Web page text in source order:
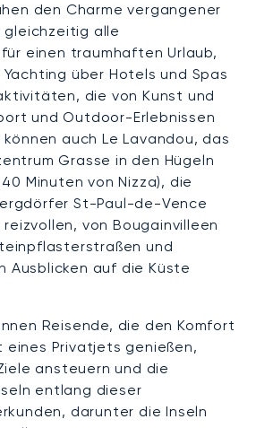
den Charme vergangener
alle
einen traumhaften Urlaub,
über Hotels und Spas
die von Kunst und
und Outdoor-Erlebnissen
auch Le Lavandou, das
Grasse in den Hügeln
Minuten von Nizza), die
St-Paul-de-Vence
von Bougainvilleen
und
Ausblicken auf die Küste
Reisende, die den Komfort
eines Privatjets genießen,
ansteuern und die
entlang dieser
darunter die Inseln